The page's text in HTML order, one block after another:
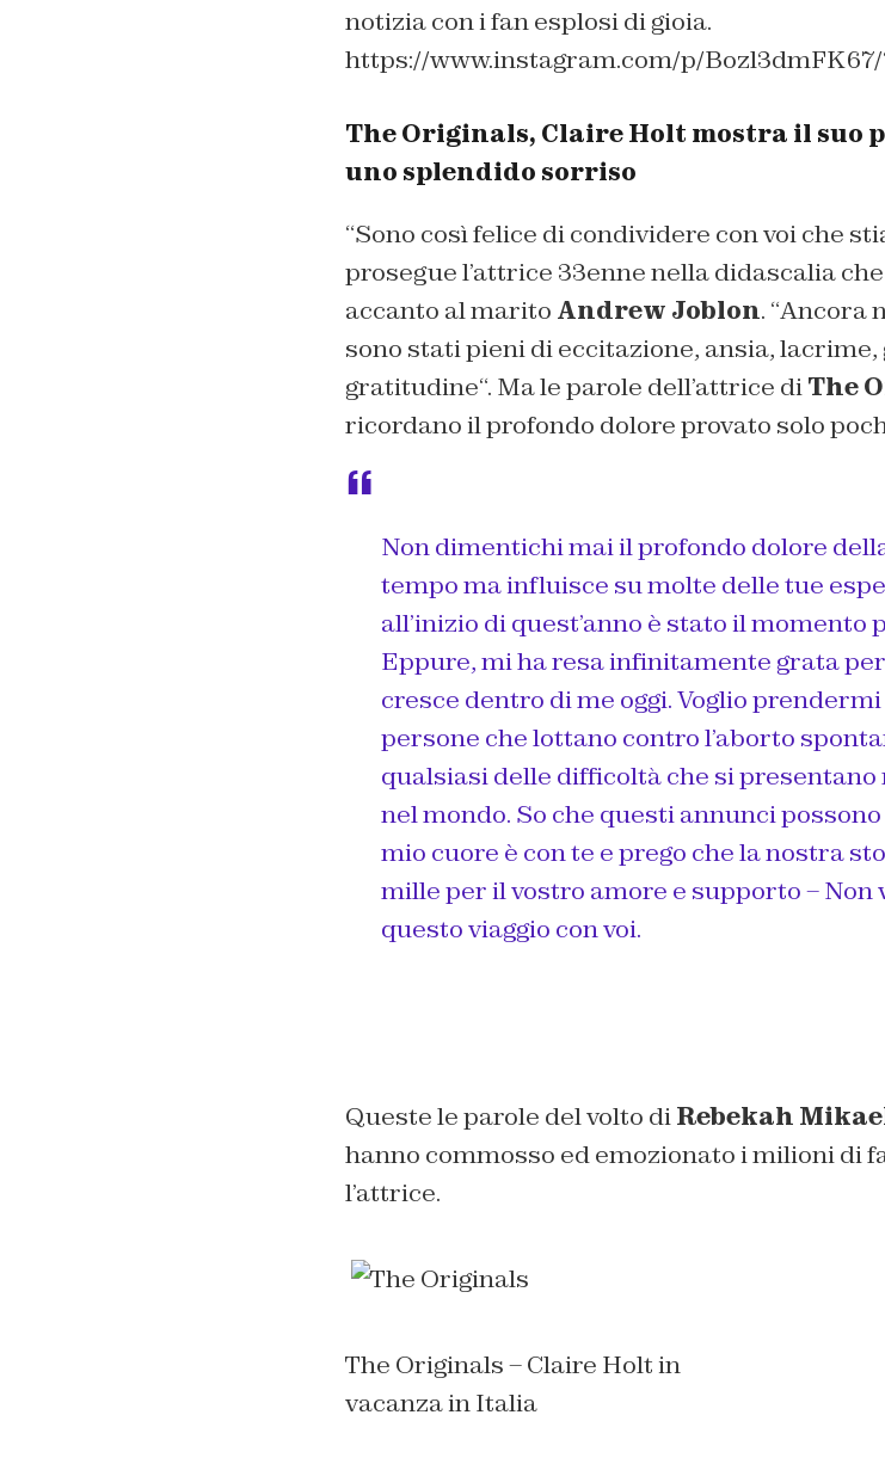
notizia con i fan esplosi di gioia.
https://www.instagram.com/p/
The Originals, Claire Holt mostra il suo
uno splendido sorriso
“Sono così felice di condividere con voi che
prosegue l’attrice 33enne nella didascalia
accanto al marito Andrew Joblon. “Ancora
sono stati pieni di eccitazione, ansia,
gratitudine“. Ma le parole dell’attrice diThe
ricordano il profondo dolore provato solo
Non dimentichi mai il profondo dolore
tempo ma influisce su molte delle tue
all’inizio di quest’anno è stato il momento
Eppure, mi ha resa infinitamente grata
cresce dentro di me oggi. Voglio
persone che lottano contro l’aborto
qualsiasi delle difficoltà che si
nel mondo. So che questi annunci
mio cuore è con te e prego che la nostra
mille per il vostro amore e supporto – Non
questo viaggio con voi.
Queste le parole del volto diRebekah
hanno commosso ed emozionato i milioni di
l’attrice.
The Originals – Claire Holt in
vacanza in Italia